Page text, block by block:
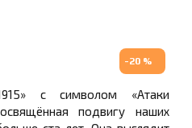
-20 %
с символом «Атаки
подвигу наших